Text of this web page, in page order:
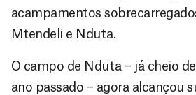
acampamentos
Mtendeli e Nduta.
O campo de Nduta – já cheio
ano passado – agora alcançou